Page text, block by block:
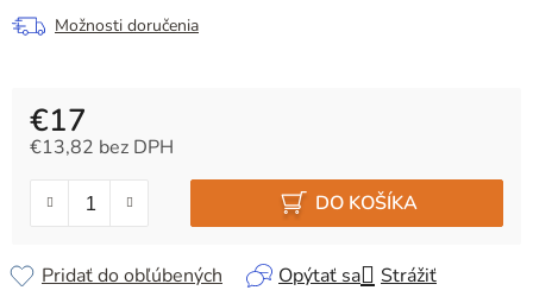
Možnosti doručenia
€17
€13,82 bez DPH
DO KOŠÍKA
Opýtať sa Strážiť
Pridať do obľúbených